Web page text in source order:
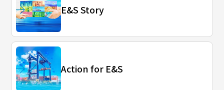
E&S Story
Action for E&S